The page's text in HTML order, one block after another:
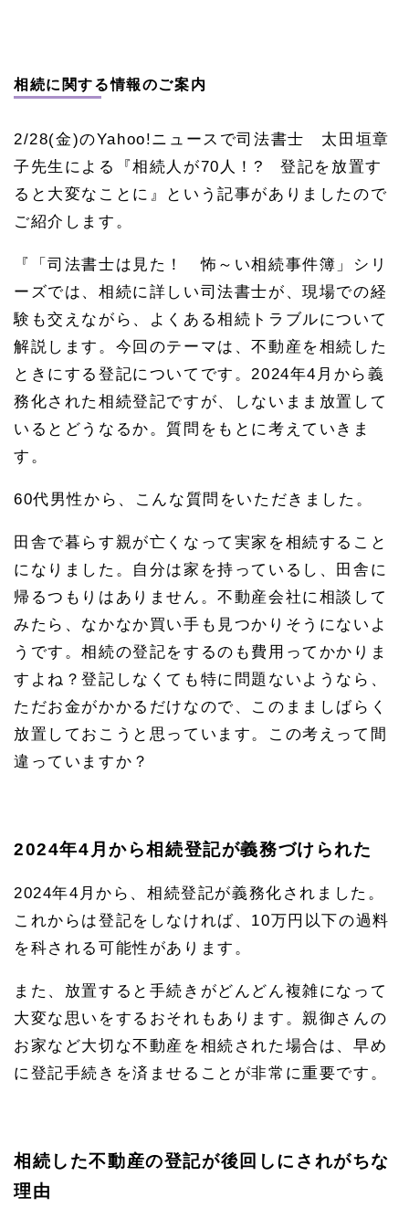
相続に関する情報のご案内
2/28(金)のYahoo!ニュースで司法書士 太田垣章
子先生による『相続人が70人！? 登記を放置す
ると大変なことに』という記事がありましたので
ご紹介します。
『「司法書士は見た！ 怖～い相続事件簿」シリ
ーズでは、相続に詳しい司法書士が、現場での経
験も交えながら、よくある相続トラブルについて
解説します。今回のテーマは、不動産を相続した
ときにする登記についてです。2024年4月から義
務化された相続登記ですが、しないまま放置して
いるとどうなるか。質問をもとに考えていきま
す。
60代男性から、こんな質問をいただきました。
田舎で暮らす親が亡くなって実家を相続すること
になりました。自分は家を持っているし、田舎に
帰るつもりはありません。不動産会社に相談して
みたら、なかなか買い手も見つかりそうにないよ
うです。相続の登記をするのも費用ってかかりま
すよね？登記しなくても特に問題ないようなら、
ただお金がかかるだけなので、このまましばらく
放置しておこうと思っています。この考えって間
違っていますか？
2024年4月から相続登記が義務づけられた
2024年4月から、相続登記が義務化されました。
これからは登記をしなければ、10万円以下の過料
を科される可能性があります。
また、放置すると手続きがどんどん複雑になって
大変な思いをするおそれもあります。親御さんの
お家など大切な不動産を相続された場合は、早め
に登記手続きを済ませることが非常に重要です。
相続した不動産の登記が後回しにされがちな
理由